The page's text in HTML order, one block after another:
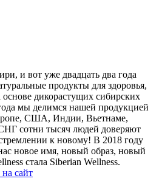
и вот уже двадцать два года
продукты для здоровья,
основе дикорастущих сибирских
мы делимся нашей продукцией
США, Индии, Вьетнаме,
сотни тысяч людей доверяют
к новому! В 2018 году
новое имя, новый образ, новый
стала Siberian Wellness.
на сайт